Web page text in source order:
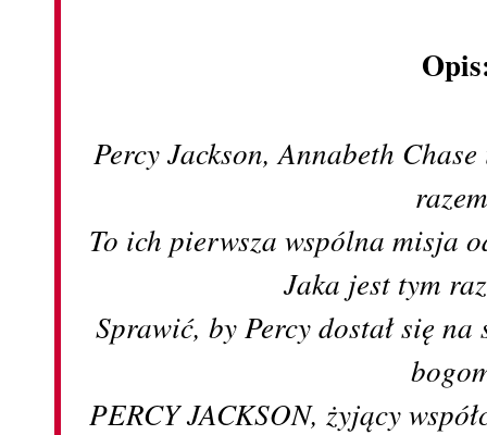
Percy Jackson, Annabeth
To ich pierwsza wspólna misja
Jaka jest tym
Sprawić, by Percy dostał się
PERCY JACKSON, żyjący